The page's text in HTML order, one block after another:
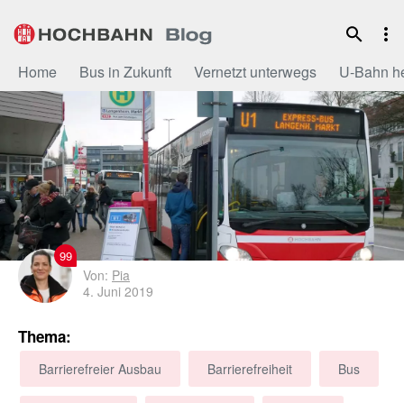
Inhalt
Home Bus in Zukunft Vernetzt unterwegs U-Bahn
99
Von: Pia
4. Juni 2019
Thema:
Barrierefreier Ausbau Barrierefreiheit Bus